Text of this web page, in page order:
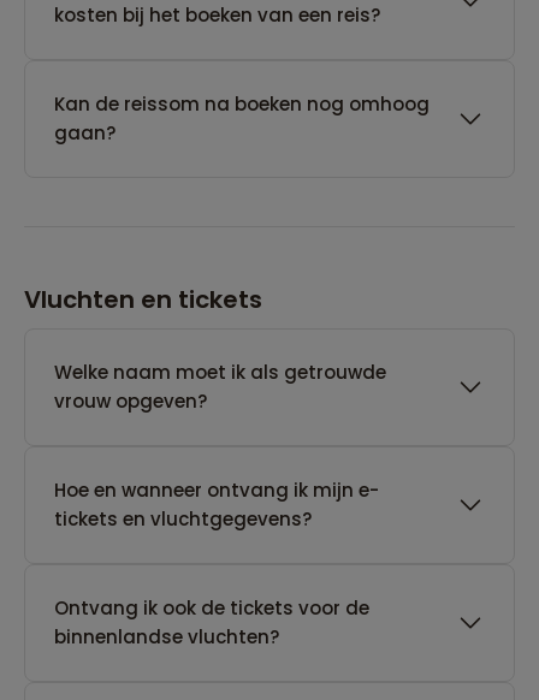
kosten bij het boeken van een reis?
Kan de reissom na boeken nog omhoog
gaan?
Vluchten en tickets
Welke naam moet ik als getrouwde
vrouw opgeven?
Hoe en wanneer ontvang ik mijn e-
tickets en vluchtgegevens?
Ontvang ik ook de tickets voor de
binnenlandse vluchten?